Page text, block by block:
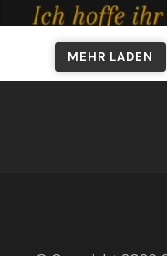
MEHR LADEN